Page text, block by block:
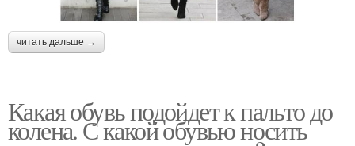
читать дальше →
Какая обувь подойдет к пальто до
колена. С какой обувью носить